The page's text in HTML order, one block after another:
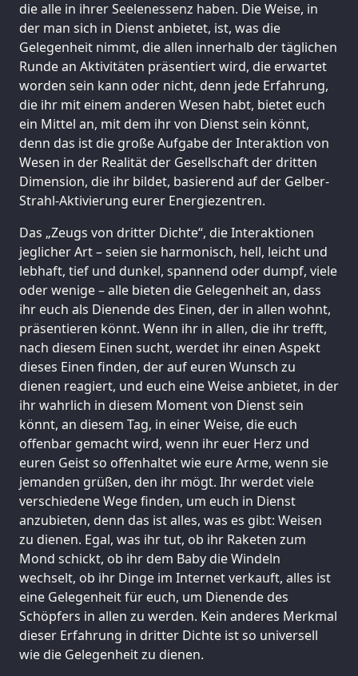
die alle in ihrer Seelenessenz haben. Die Weise, in
der man sich in Dienst anbietet, ist, was die
Gelegenheit nimmt, die allen innerhalb der täglichen
Runde an Aktivitäten präsentiert wird, die erwartet
worden sein kann oder nicht, denn jede Erfahrung,
die ihr mit einem anderen Wesen habt, bietet euch
ein Mittel an, mit dem ihr von Dienst sein könnt,
denn das ist die große Aufgabe der Interaktion von
Wesen in der Realität der Gesellschaft der dritten
Dimension, die ihr bildet, basierend auf der Gelber-
Strahl-Aktivierung eurer Energiezentren.
Das „Zeugs von dritter Dichte“, die Interaktionen
jeglicher Art – seien sie harmonisch, hell, leicht und
lebhaft, tief und dunkel, spannend oder dumpf, viele
oder wenige – alle bieten die Gelegenheit an, dass
ihr euch als Dienende des Einen, der in allen wohnt,
präsentieren könnt. Wenn ihr in allen, die ihr trefft,
nach diesem Einen sucht, werdet ihr einen Aspekt
dieses Einen finden, der auf euren Wunsch zu
dienen reagiert, und euch eine Weise anbietet, in der
ihr wahrlich in diesem Moment von Dienst sein
könnt, an diesem Tag, in einer Weise, die euch
offenbar gemacht wird, wenn ihr euer Herz und
euren Geist so offenhaltet wie eure Arme, wenn sie
jemanden grüßen, den ihr mögt. Ihr werdet viele
verschiedene Wege finden, um euch in Dienst
anzubieten, denn das ist alles, was es gibt: Weisen
zu dienen. Egal, was ihr tut, ob ihr Raketen zum
Mond schickt, ob ihr dem Baby die Windeln
wechselt, ob ihr Dinge im Internet verkauft, alles ist
eine Gelegenheit für euch, um Dienende des
Schöpfers in allen zu werden. Kein anderes Merkmal
dieser Erfahrung in dritter Dichte ist so universell
wie die Gelegenheit zu dienen.